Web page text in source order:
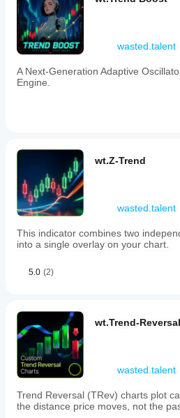
and
a
live
performance
dashboard
metrics
like
to-
ratios.
Extensive
visual
customization
options
allow
users
the
their
setup.
The
product
is
suitable
markets
including
wasted.talent
A Next-Generation Adaptive
Engine.
wt.Z-Trend
wasted.talent
This indicator combines two
into a single overlay on your chart.
5.0 (2)
wt.Trend-
wasted.talent
Trend Reversal (TRev) charts plot
the distance price moves, not the